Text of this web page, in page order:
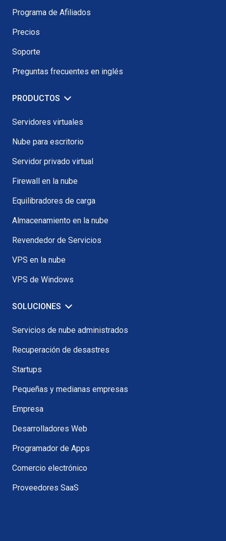
Programa de Afiliados
Precios
Soporte
Preguntas frecuentes en inglés
PRODUCTOS
Servidores virtuales
Nube para escritorio
Servidor privado virtual
Firewall en la nube
Equilibradores de carga
Almacenamiento en la nube
Revendedor de Servicios
VPS en la nube
VPS de Windows
SOLUCIONES
Servicios de nube administrados
Recuperación de desastres
Startups
Pequeñas y medianas empresas
Empresa
Desarrolladores Web
Programador de Apps
Comercio electrónico
Proveedores SaaS